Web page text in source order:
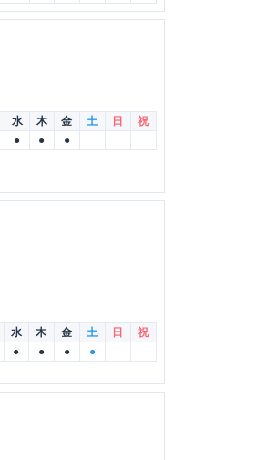
水 木 金 土 日
祝
● ● ●
水 木 金 土 日
祝
● ● ● ●